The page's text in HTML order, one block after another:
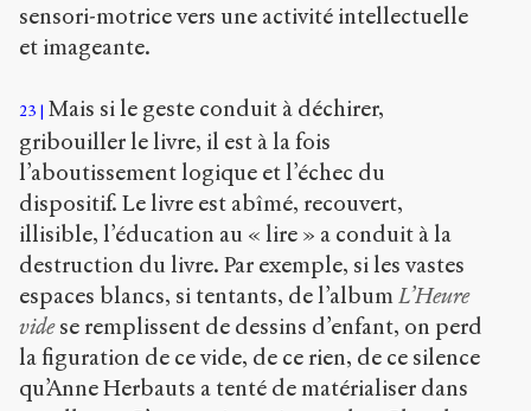
sensori-motrice vers une activité intellectuelle
et imageante.
23
Mais si le geste conduit à déchirer,
gribouiller le livre, il est à la fois
l’aboutissement logique et l’échec du
dispositif. Le livre est abîmé, recouvert,
illisible, l’éducation au « lire » a conduit à la
destruction du livre. Par exemple, si les vastes
espaces blancs, si tentants, de l’albumL’Heure
videse remplissent de dessins d’enfant, on perd
la figuration de ce vide, de ce rien, de ce silence
qu’Anne Herbauts a tenté de matérialiser dans